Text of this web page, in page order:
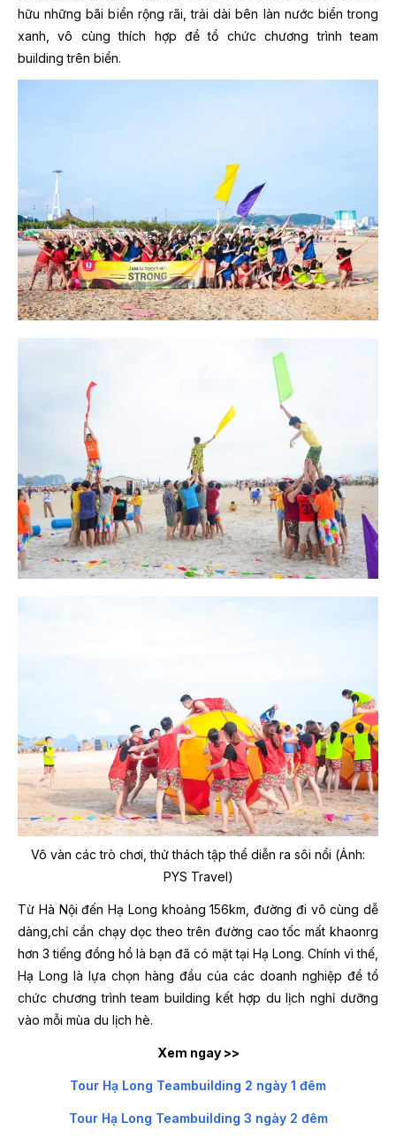
hữu những bãi biển rộng rãi, trải dài bên làn nước biển trong
xanh, vô cùng thích hợp để tổ chức chương trình team
building trên biển.
Vô vàn các trò chơi, thử thách tập thể diễn ra sôi nổi (Ảnh:
PYS Travel)
Từ Hà Nội đến Hạ Long khoảng 156km, đường đi vô cùng dễ
dàng,chỉ cần chạy dọc theo trên đường cao tốc mất khaonrg
hơn 3 tiếng đồng hồ là bạn đã có mặt tại Hạ Long. Chính vì thế,
Hạ Long là lựa chọn hàng đầu của các doanh nghiệp để tổ
chức chương trình team building kết hợp du lịch nghỉ dưỡng
vào mỗi mùa du lịch hè.
Xem ngay >>
Tour Hạ Long Teambuilding 2 ngày 1 đêm
Tour Hạ Long Teambuilding 3 ngày 2 đêm